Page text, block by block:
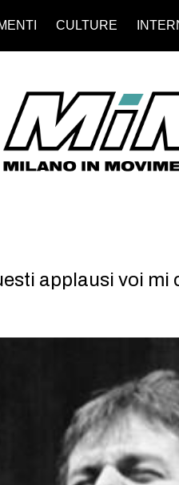
CULTURE
applausi voi